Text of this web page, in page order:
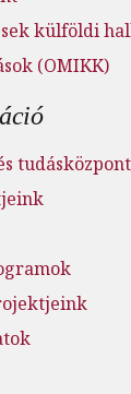
külföldi
(OMIKK)